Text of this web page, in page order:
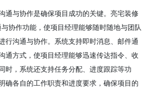
通与协作是确保项目成功的关键。亮宅装修
协作功能，使项目经理能够随时随地与团队
行沟通与协作。系统支持即时消息、邮件通
通方式，使项目经理能够迅速传达指令、收
时，系统还支持任务分配、进度跟踪等功
确各自的工作职责和进度要求，确保项目的